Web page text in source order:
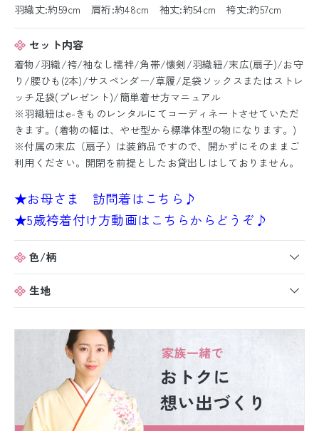
羽織丈:約59cm 肩裄:約48cm 袖丈:約54cm 袴丈:約57cm
セット内容
着物/羽織/袴/袖なし襦袢/角帯/懐剣/羽織紐/末広(扇子)/お守
り/腰ひも(2本)/サスペンダー/草履/足袋ソックスまたはストレ
ッチ足袋(プレゼント)/簡単着せ方マニュアル
※羽織紐はe-きものレンタルにてコーディネートさせていただ
きます。(着物の幅は、やせ型から標準体型の物になります。)
※付属の末広（扇子）は装飾品ですので、開かずにそのままご
利用ください。開閉を前提としたお貸出しはしておりません。
★お母さま 訪問着はこちら♪
★5歳袴着付け方動画はこちらからどうぞ♪
色/柄
生地